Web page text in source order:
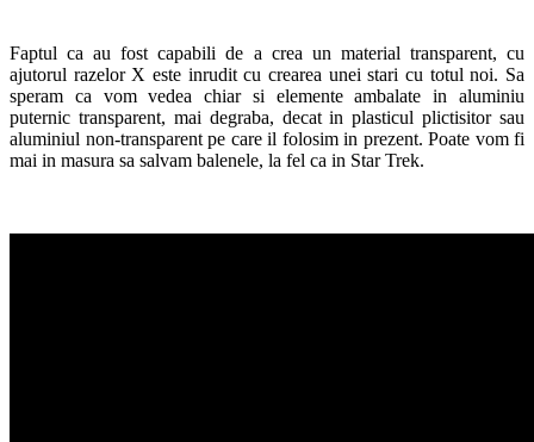
Faptul ca au fost capabili de a crea un material transparent, cu
ajutorul razelor X este inrudit cu crearea unei stari cu totul noi. Sa
speram ca vom vedea chiar si elemente ambalate in aluminiu
puternic transparent, mai degraba, decat in plasticul plictisitor sau
aluminiul non-transparent pe care il folosim in prezent. Poate vom fi
mai in masura sa salvam balenele, la fel ca in Star Trek.